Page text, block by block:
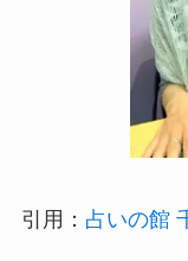
引用： 占いの館